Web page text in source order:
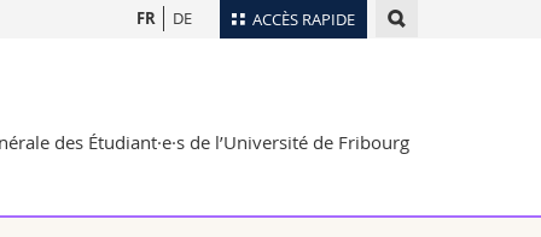
ACCÈS RAPIDE
Bibliothèques
Programme des cours
FR DE
des Étudiant·e·s de l’Université de Fribourg